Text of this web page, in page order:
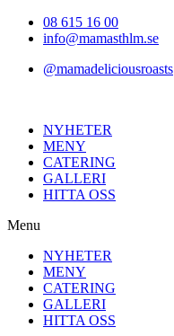
Hoppa08 615 16 00
info@mamasthlm.se
@mamadeliciousroasts
NYHETER
MENY
CATERING
GALLERI
HITTA OSS
Menu
NYHETER
MENY
CATERING
GALLERI
HITTA OSS